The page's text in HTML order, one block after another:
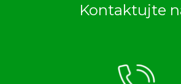
Přední 120/70R17
Zadní 185/70 R17
Kontaktujte